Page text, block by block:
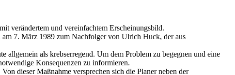
verändertem und vereinfachtem Erscheinungsbild.
7. März 1989 zum Nachfolger von Ulrich Huck, der aus
allgemein als krebserregend. Um dem Problem zu begegnen und eine
Konsequenzen zu informieren.
dieser Maßnahme versprechen sich die Planer neben der